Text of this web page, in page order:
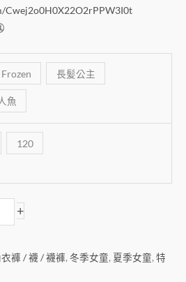
Cwej2o0H0X22O2rPPW3I0t
Frozen 長髪公主
魚
120
+
褲 / 襪 / 襪褲, 冬季女童, 夏季女童, 特